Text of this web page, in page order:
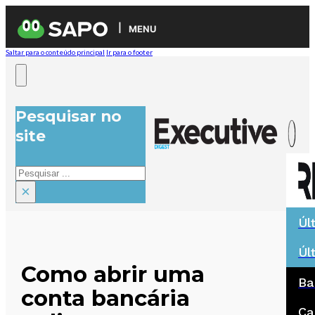
MENU
Saltar para o conteúdo principal Ir para o footer
Pesquisar no
site
Pesquisar
×
Como abrir uma
conta bancária